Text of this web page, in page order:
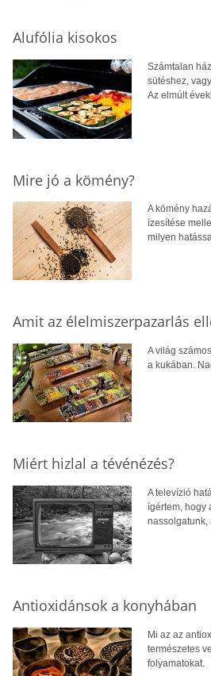
Alufólia kisokos
Számtalan
sütéshez,
Az elmúlt
Mire jó a kömény?
A kömény
ízesítése
milyen
Amit az élelmiszerpazarlás
A világ
a kukában.
Miért hizlal a tévénézés?
A televízió
ígértem, hogy
nassolgatunk,
Antioxidánsok a konyhában
Mi az az
természetes
folyamatokat.